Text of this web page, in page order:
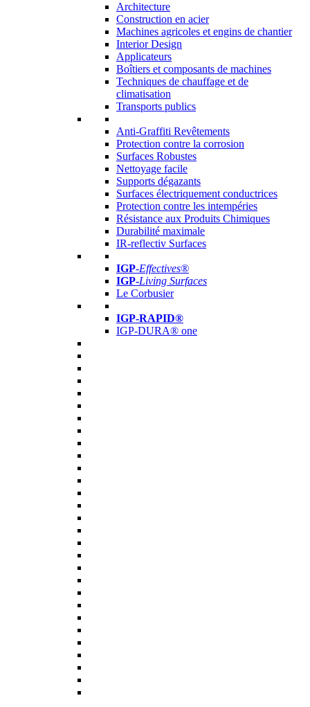
Architecture
Construction en acier
Machines agricoles et engins de chantier
Interior Design
Applicateurs
Boîtiers et composants de machines
Techniques de chauffage et de
climatisation
Transports publics
Anti-Graffiti Revêtements
Protection contre la corrosion
Surfaces Robustes
Nettoyage facile
Supports dégazants
Surfaces électriquement conductrices
Protection contre les intempéries
Résistance aux Produits Chimiques
Durabilité maximale
IR-reflectiv Surfaces
IGP-Effectives®
IGP-Living Surfaces
Le Corbusier
IGP-RAPID®
IGP-DURA® one